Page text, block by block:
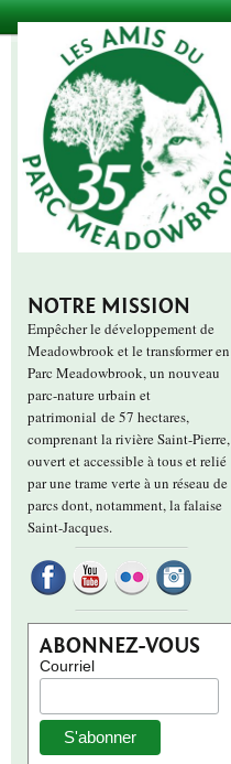
NOTRE MISSION
Empêcher le développement de
Meadowbrook et le transformer en
Parc Meadowbrook, un nouveau
parc-nature urbain et
patrimonial de 57 hectares,
comprenant la rivière Saint-Pierre,
ouvert et accessible à tous et relié
par une trame verte à un réseau de
parcs dont, notamment, la falaise
Saint-Jacques.
ABONNEZ-VOUS
Courriel